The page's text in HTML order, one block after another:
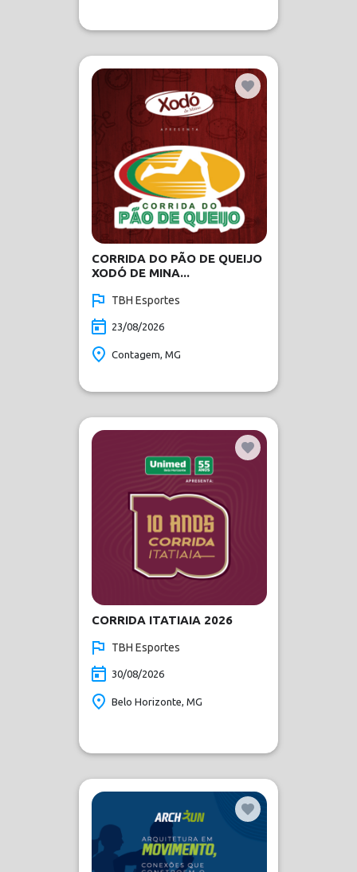
CORRIDA DO PÃO DE QUEIJO
XODÓ DE MINA...
TBH Esportes
23/08/2026
Contagem, MG
CORRIDA ITATIAIA 2026
TBH Esportes
30/08/2026
Belo Horizonte, MG